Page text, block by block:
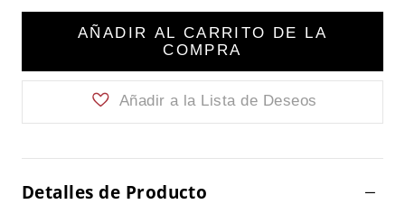
AÑADIR AL CARRITO DE LA
COMPRA
Añadir a la Lista de Deseos
Detalles de Producto